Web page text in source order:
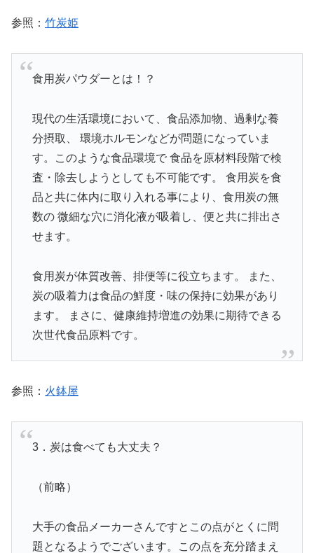
参照： 竹炭姫
食用炭パウダーとは！？
現代の生活環境において、食品添加物、過剰な養
分摂取、 環境ホルモンなどが問題になっていま
す。このような食品環境で 食品を原材料段階で検
査・除去しようとしても不可能です。 食用炭を食
品と共に体内に取り入れる事により、食用炭の無
数の 微細な穴に消化液が吸着し、便と共に排出さ
せます。
食用炭が体質改善、排便等に役立ちます。 また、
炭の吸着力は食品の鮮度・味の保持に効果があり
ます。 まさに、健康維持増進の効果に期待できる
次世代食品原料です。
参照： 火鉢屋
3．炭は食べても大丈夫？
（前略）
大手の食品メーカーさんですとこの点がとくに問
題となるようでございます。この点を充分踏まえ